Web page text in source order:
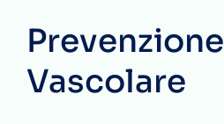
Prevenzione
Vascolare